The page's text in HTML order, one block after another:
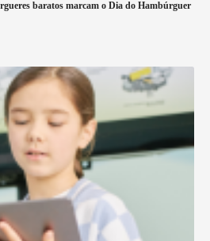
baratos marcam o Dia do Hambúrguer